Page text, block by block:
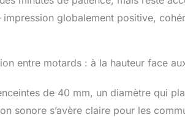
impression globalement positive,
entre motards : à la hauteur face
de 40 mm, un diamètre qui
sonore s’avère claire pour les